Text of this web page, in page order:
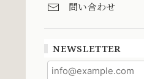
問い合わせ
NEWSLETTER